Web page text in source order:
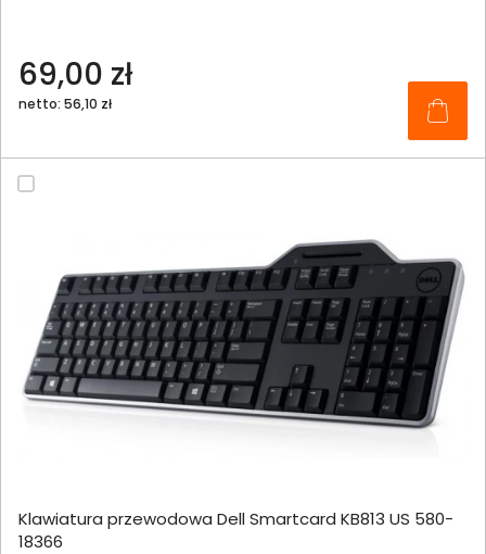
69,00 zł
netto: 56,10 zł
Klawiatura przewodowa Dell Smartcard KB813 US 580-
18366